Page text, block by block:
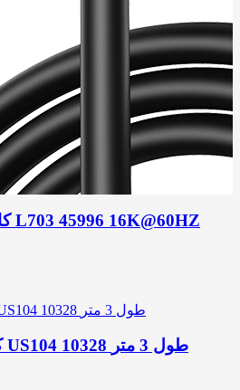
کابل پرینتر یوگرین مدل US104 10328 طول 3 متر